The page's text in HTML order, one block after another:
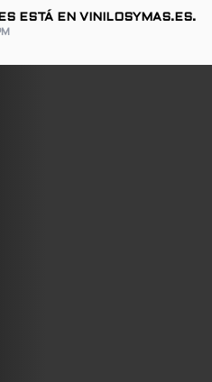
ESTÁ EN VINILOSYMAS.ES.